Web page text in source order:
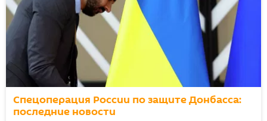
Спецоперация России по защите Донбасса:
последние новости